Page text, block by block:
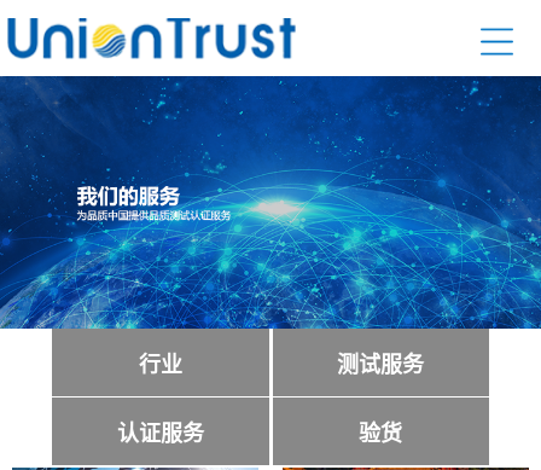
行业 测试服务
认证服务 验货